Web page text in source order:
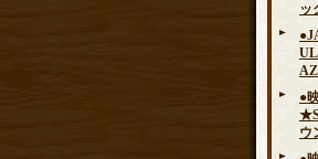
ッ
●
ウ